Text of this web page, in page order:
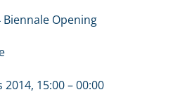
Biennale Opening
15:00 – 00:00